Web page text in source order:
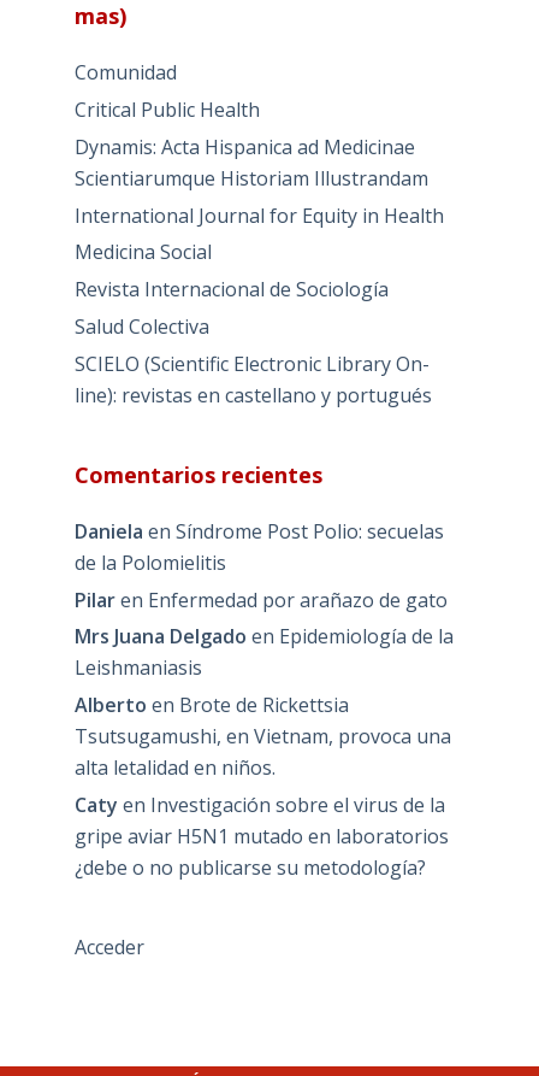
mas)
Comunidad
Critical Public Health
Dynamis: Acta Hispanica ad Medicinae
Scientiarumque Historiam Illustrandam
International Journal for Equity in Health
Medicina Social
Revista Internacional de Sociología
Salud Colectiva
SCIELO (Scientific Electronic Library On-
line): revistas en castellano y portugués
Comentarios recientes
Daniela en Síndrome Post Polio: secuelas
de la Polomielitis
Pilaren Enfermedad por arañazo de gato
Mrs Juana Delgado en Epidemiología de la
Leishmaniasis
Alberto en Brote de Rickettsia
Tsutsugamushi, en Vietnam, provoca una
alta letalidad en niños.
Caty en Investigación sobre el virus de la
gripe aviar H5N1 mutado en laboratorios
¿debe o no publicarse su metodología?
Acceder